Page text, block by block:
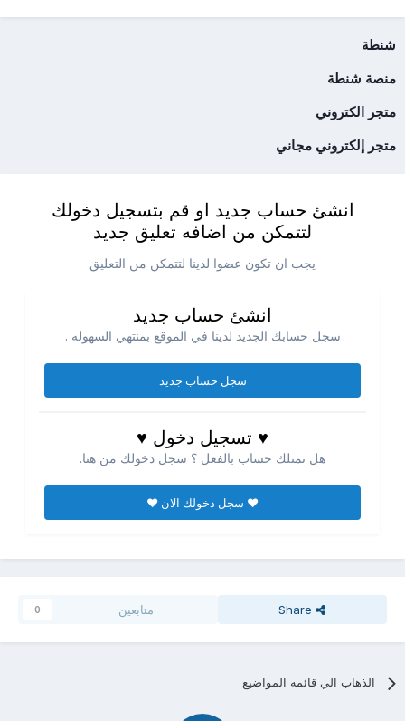
شنطة
منصة شنطة
متجر الكتروني
متجر إلكتروني مجاني
انشئ حساب جديد او قم بتسجيل دخولك
لتتمكن من اضافه تعليق جديد
يجب ان تكون عضوا لدينا لتتمكن من التعليق
انشئ حساب جديد
سجل حسابك الجديد لدينا في الموقع بمنتهي السهوله .
سجل حساب جديد
♥ تسجيل دخول ♥
هل تمتلك حساب بالفعل ؟ سجل دخولك من هنا.
♥ سجل دخولك الان ♥
Share متابعين 0
الذهاب الي قائمه المواضيع